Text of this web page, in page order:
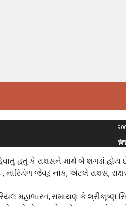
હતું કે રાક્ષસને માથે બે શગડાં હોય
નારિયેળ જેવડું નાક, એટલે રાક્ષસ,
મહાભારત, રામાયણ કે શ્રીકાૃષ્ણ